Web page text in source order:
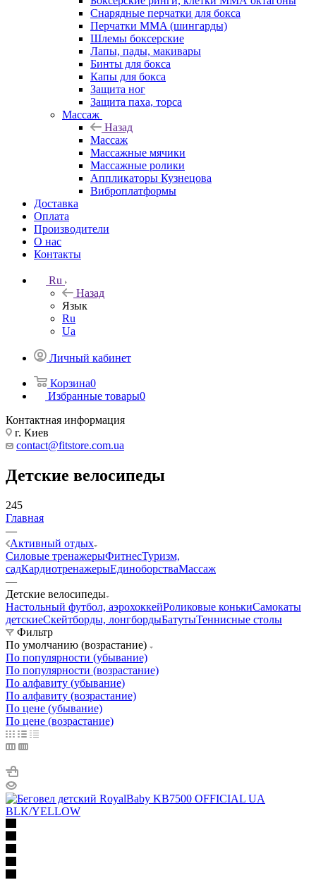
Снарядные перчатки для бокса
Перчатки MMA (шингарды)
Шлемы боксерские
Лапы, пады, макивары
Бинты для бокса
Капы для бокса
Защита ног
Защита паха, торса
Массаж
Назад
Массаж
Массажные мячики
Массажные ролики
Аппликаторы Кузнецова
Виброплатформы
Доставка
Оплата
Производители
О нас
Контакты
Ru
Назад
Язык
Ru
Ua
Личный кабинет
Корзина0
Избранные товары0
Контактная информация
г. Киев
contact@fitstore.com.ua
Детские велосипеды
245
Главная
—
Активный отдых
Силовые тренажерыФитнесТуризм,
садКардиотренажерыЕдиноборстваМассаж
—
Детские велосипеды
Настольный футбол, аэрохоккейРоликовые конькиСамокаты
детскиеСкейтборды, лонгбордыБатутыТеннисные столы
Фильтр
По умолчанию (возрастание)
По популярности (убывание)
По популярности (возрастание)
По алфавиту (убывание)
По алфавиту (возрастание)
По цене (убывание)
По цене (возрастание)